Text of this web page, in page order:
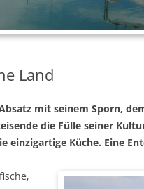
Land
mit seinem Sporn,
die Fülle seiner
einzigartige Küche. Eine